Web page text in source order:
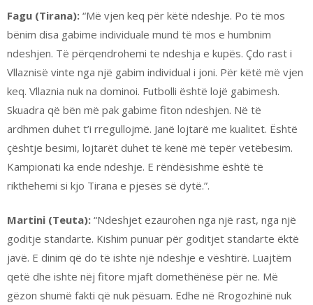
Fagu (Tirana): “Më vjen keq për këtë ndeshje. Po të mos
bënim disa gabime individuale mund të mos e humbnim
ndeshjen. Të përqendrohemi te ndeshja e kupës. Çdo rast i
Vllaznisë vinte nga një gabim individual i joni. Për këtë më vjen
keq. Vllaznia nuk na dominoi. Futbolli është lojë gabimesh.
Skuadra që bën më pak gabime fiton ndeshjen. Në të
ardhmen duhet t’i rregullojmë. Janë lojtarë me kualitet. Është
çështje besimi, lojtarët duhet të kenë më tepër vetëbesim.
Kampionati ka ende ndeshje. E rëndësishme është të
rikthehemi si kjo Tirana e pjesës së dytë.”.
Martini (Teuta): “Ndeshjet ezaurohen nga një rast, nga një
goditje standarte. Kishim punuar për goditjet standarte ëktë
javë. E dinim që do të ishte një ndeshje e vështirë. Luajtëm
qetë dhe ishte nëj fitore mjaft domethënëse për ne. Më
gëzon shumë fakti që nuk pësuam. Edhe në Rrogozhinë nuk